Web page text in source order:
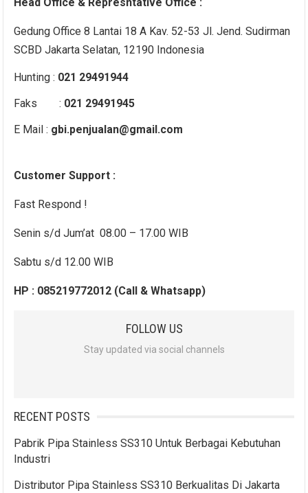
Gedung Office 8 Lantai 18 A Kav. 52-53 Jl. Jend. Sudirman
SCBD Jakarta Selatan, 12190 Indonesia
Hunting : 021 29491944
Faks : 021 29491945
E Mail : gbi.penjualan@gmail.com
Customer Support :
Fast Respond !
Senin s/d Jum’at 08.00 – 17.00 WIB
Sabtu s/d 12.00 WIB
HP : 085219772012 (Call & Whatsapp)
FOLLOW US
Stay updated via social channels
RECENT POSTS
Pabrik Pipa Stainless SS310 Untuk Berbagai Kebutuhan
Industri
Distributor Pipa Stainless SS310 Berkualitas Di Jakarta